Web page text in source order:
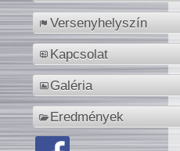
Versenyhelyszín
Kapcsolat
Galéria
Eredmények